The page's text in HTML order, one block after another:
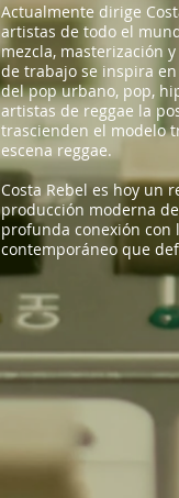
Actualmente dirige
artistas de todo el
mezcla, masterización
de trabajo se inspira
del pop urbano, pop,
artistas de reggae la
trascienden el modelo
escena reggae.
Costa Rebel es hoy un
producción moderna
profunda conexión con
contemporáneo que